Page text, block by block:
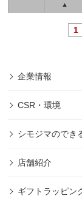
▲
1
企業情報
CSR・環境
シモジマのでき
店舗紹介
ギフトラッピン